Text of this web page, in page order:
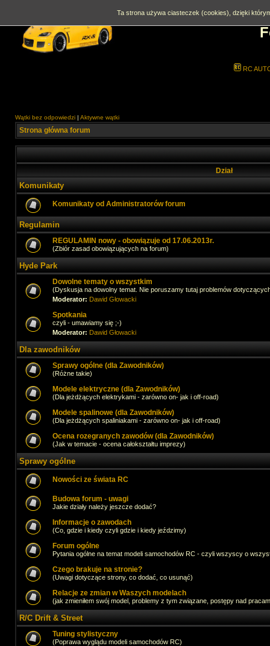
RC
Wątki bez odpowiedzi | Aktywne wątki
Strona główna forum
Dział
Komunikaty
Komunikaty od Administratorów forum
Regulamin
REGULAMIN nowy - obowiązuje od 17.06.2013r.
(Zbiór zasad obowiązujących na forum)
Hyde Park
Dowolne tematy o wszystkim
(Dyskusja na dowolny temat. Nie poruszamy tutaj problemów
Moderator: Dawid Głowacki
Spotkania
czyli - umawiamy się ;-)
Moderator: Dawid Głowacki
Dla zawodników
Sprawy ogólne (dla Zawodników)
(Różne takie)
Modele elektryczne (dla Zawodników)
(Dla jeżdżących elektrykami - zarówno on- jak i off-road)
Modele spalinowe (dla Zawodników)
(Dla jeżdżących spaliniakami - zarówno on- jak i off-road)
Ocena rozegranych zawodów (dla Zawodników)
(Jak w temacie - ocena całokształtu imprezy)
Sprawy ogólne
Nowości ze świata RC
Budowa forum - uwagi
Jakie działy należy jeszcze dodać?
Informacje o zawodach
(Co, gdzie i kiedy czyli gdzie i kiedy jeździmy)
Forum ogólne
Pytania ogólne na temat modeli samochodów RC - czyli wszyscy o
Czego brakuje na stronie?
(Uwagi dotyczące strony, co dodać, co usunąć)
Relacje ze zmian w Waszych modelach
(jak zmieniłem swój model, problemy z tym związane, postępy nad
R/C Drift & Street
Tuning stylistyczny
(Poprawa wyglądu modeli samochodów RC)
Ta strona używa ciasteczek (cookies), dzięki